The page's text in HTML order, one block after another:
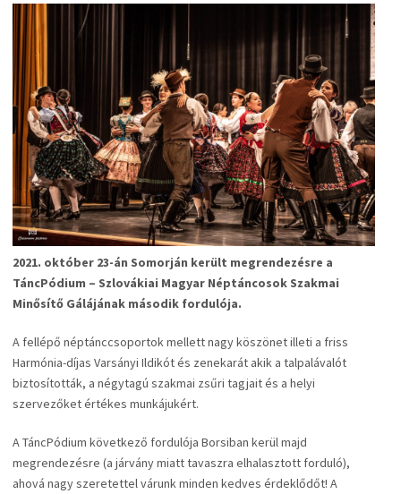
2021. október 23-án Somorján került megrendezésre a
TáncPódium – Szlovákiai Magyar Néptáncosok Szakmai
Minősítő Gálájának második fordulója.
A fellépő néptánccsoportok mellett nagy köszönet illeti a friss
Harmónia-díjas Varsányi Ildikót és zenekarát akik a talpalávalót
biztosították, a négytagú szakmai zsűri tagjait és a helyi
szervezőket értékes munkájukért.
A TáncPódium következő fordulója Borsiban kerül majd
megrendezésre (a járvány miatt tavaszra elhalasztott forduló),
ahová nagy szeretettel várunk minden kedves érdeklődőt! A